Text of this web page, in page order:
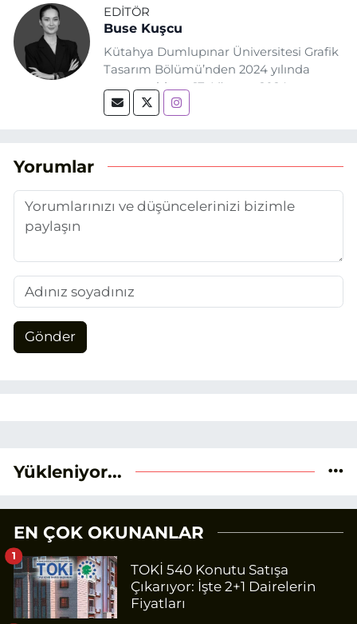
EDITÖR
Buse Kuşcu
Kütahya Dumlupınar Üniversitesi Grafik
Tasarım Bölümü’nden 2024 yılında
mezun oldum. 17 Ağustos 2024
tarihinde, Grafik Tasarım alanında staj
adım attım.
Yorumlar
Gönder
Yükleniyor...
EN ÇOK OKUNANLAR
TOKİ 540 Konutu Satışa
Çıkarıyor: İşte 2+1 Dairelerin
Fiyatları
1